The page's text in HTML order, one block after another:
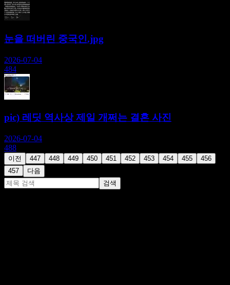
눈을 떠버린 중국인.jpg
2026-07-04
484
pic) 레딧 역사상 제일 개쩌는 결혼 사진
2026-07-04
488
이전 447 448 449 450 451 452 453 454 455
456
457
다음
검색